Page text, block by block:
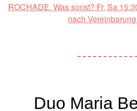
ROCHADE. Was sonst? Fr, Sa
nach Vereinbarung
Duo Maria